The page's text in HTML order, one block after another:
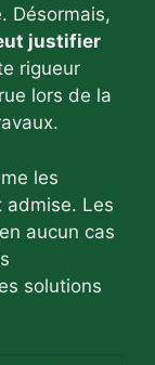
Désormais,
justifier
rigueur
lors de la
les
admise. Les
aucun cas
solutions